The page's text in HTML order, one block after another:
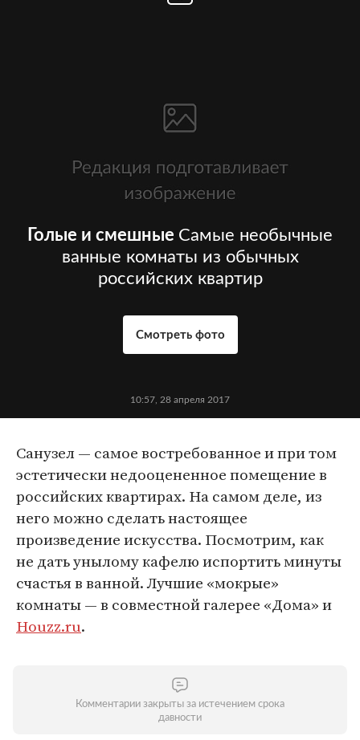
Голые и смешные Самые необычные
ванные комнаты из обычных
российских квартир
Смотреть фото
10:57, 28 апреля 2017
Санузел — самое востребованное и при том
эстетически недооцененное помещение в
российских квартирах. На самом деле, из
него можно сделать настоящее
произведение искусства. Посмотрим, как
не дать унылому кафелю испортить минуты
счастья в ванной. Лучшие «мокрые»
комнаты — в совместной галерее «Дома» и
Houzz.ru.
Комментарии закрыты за истечением срока
давности